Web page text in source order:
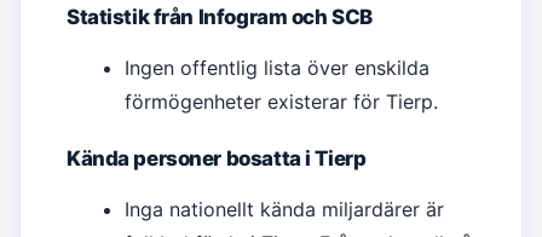
Statistik från Infogram och SCB
Ingen offentlig lista över enskilda
förmögenheter existerar för Tierp.
Kända personer bosatta i Tierp
Inga nationellt kända miljardärer är